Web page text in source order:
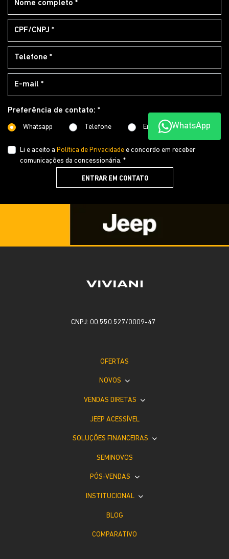
Preferência de contato: *
Whatsapp Telefone Email
Li e aceito a Política de Privacidade e concordo em receber
comunicações da concessionária. *
ENTRAR EM CONTATO
WhatsApp
CNPJ: 00.550.527/0009-47
OFERTAS
NOVOS
VENDAS DIRETAS
JEEP ACESSÍVEL
SOLUÇÕES FINANCEIRAS
SEMINOVOS
PÓS-VENDAS
INSTITUCIONAL
BLOG
COMPARATIVO